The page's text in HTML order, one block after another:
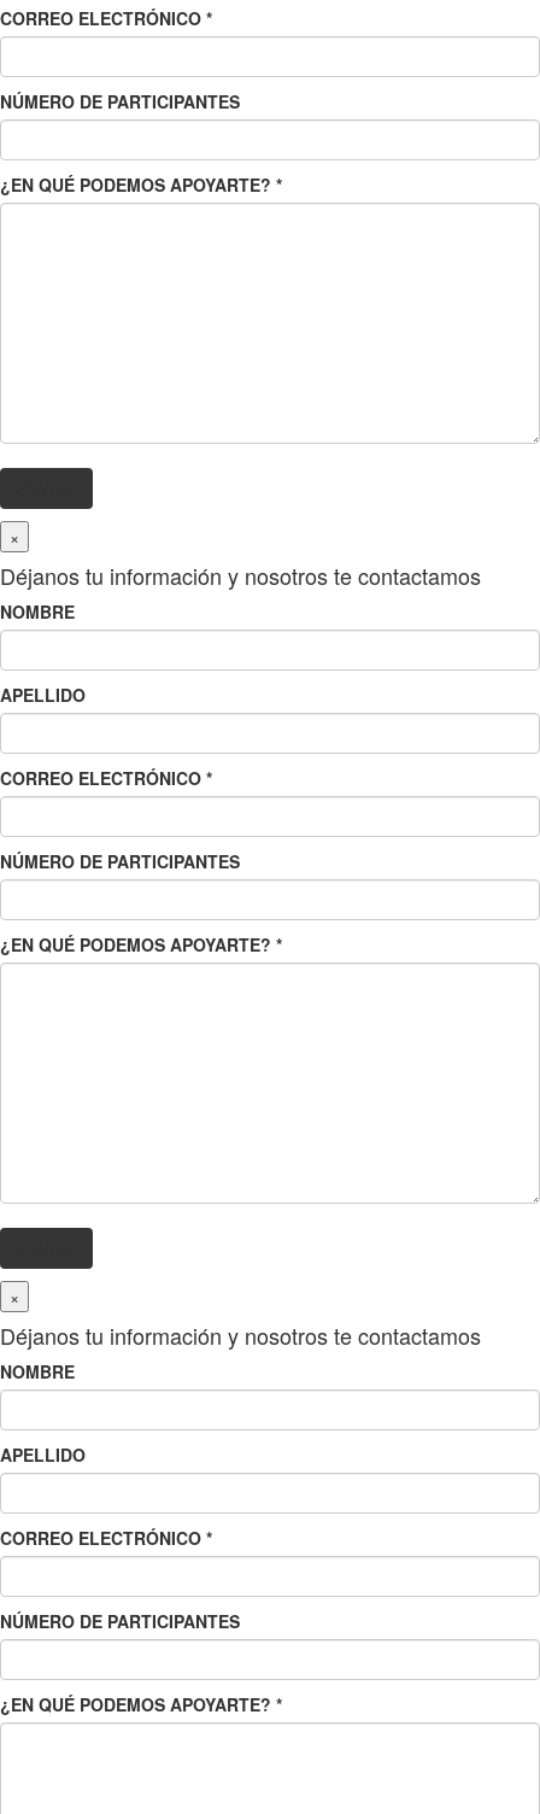
CORREO ELECTRÓNICO *
NÚMERO DE PARTICIPANTES
¿EN QUÉ PODEMOS APOYARTE? *
×
Déjanos tu información y nosotros te contactamos
NOMBRE
APELLIDO
CORREO ELECTRÓNICO *
NÚMERO DE PARTICIPANTES
¿EN QUÉ PODEMOS APOYARTE? *
×
Déjanos tu información y nosotros te contactamos
NOMBRE
APELLIDO
CORREO ELECTRÓNICO *
NÚMERO DE PARTICIPANTES
¿EN QUÉ PODEMOS APOYARTE? *